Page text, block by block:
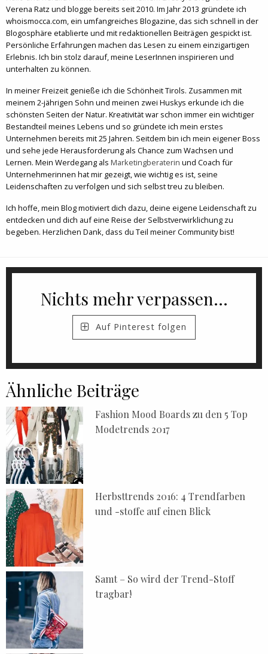
Verena Ratz und blogge bereits seit 2010. Im Jahr 2013 gründete ich
whoismocca.com, ein umfangreiches Blogazine, das sich schnell in der
Blogosphäre etablierte und mit redaktionellen Beiträgen gespickt ist.
Persönliche Erfahrungen machen das Lesen zu einem einzigartigen
Erlebnis. Ich bin stolz darauf, meine LeserInnen inspirieren und
unterhalten zu können.
In meiner Freizeit genieße ich die Schönheit Tirols. Zusammen mit
meinem 2-jährigen Sohn und meinen zwei Huskys erkunde ich die
schönsten Seiten der Natur. Kreativität war schon immer ein wichtiger
Bestandteil meines Lebens und so gründete ich mein erstes
Unternehmen bereits mit 25 Jahren. Seitdem bin ich mein eigener Boss
und sehe jede Herausforderung als Chance zum Wachsen und
Lernen. Mein Werdegang als Marketingberaterin und Coach für
Unternehmerinnen hat mir gezeigt, wie wichtig es ist, seine
Leidenschaften zu verfolgen und sich selbst treu zu bleiben.
Ich hoffe, mein Blog motiviert dich dazu, deine eigene Leidenschaft zu
entdecken und dich auf eine Reise der Selbstverwirklichung zu
begeben. Herzlichen Dank, dass du Teil meiner Community bist!
Nichts mehr verpassen...
Auf Pinterest folgen
Ähnliche Beiträge
Fashion Mood Boards zu den 5 Top
Modetrends 2017
Herbsttrends 2016: 4 Trendfarben
und -stoffe auf einen Blick
Samt – So wird der Trend-Stoff
tragbar!